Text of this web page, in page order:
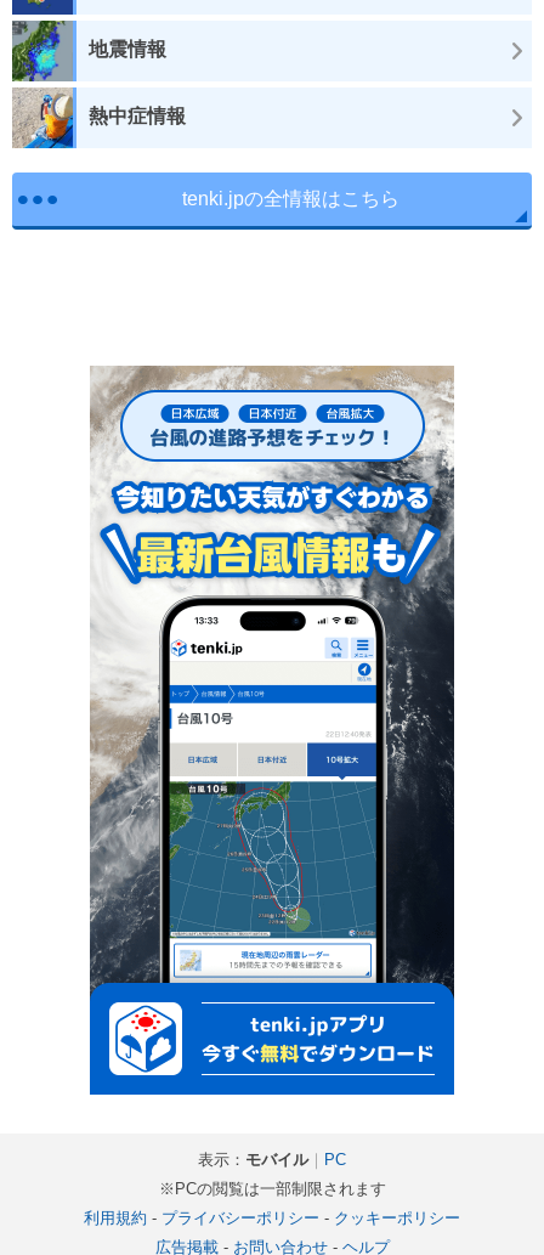
地震情報
熱中症情報
tenki.jpの全情報はこちら
表示： モバイル｜ PC
※PCの閲覧は一部制限されます
利用規約 - プライバシーポリシー - クッキーポリシー
広告掲載- お問い合わせ- ヘルプ